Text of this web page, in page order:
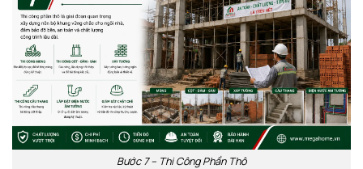
Bước 7 – Thi Công Phần Thô